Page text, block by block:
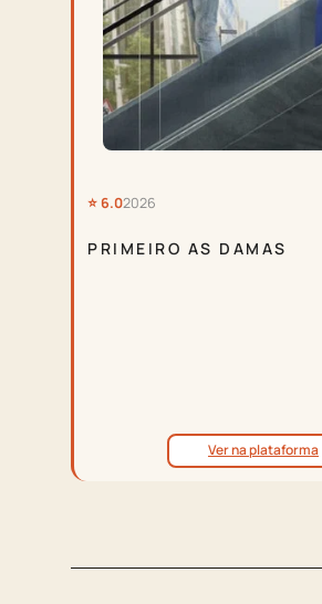
⭐ 6.02026
PRIMEIRO AS DAMAS
Ver na plataforma